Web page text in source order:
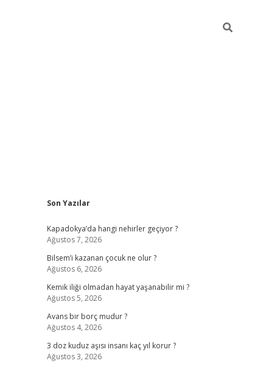
Sidebar
Son Yazılar
Kapadokya’da hangi nehirler geçiyor ?
Ağustos 7, 2026
Bilsem’i kazanan çocuk ne olur ?
Ağustos 6, 2026
Kemik iliği olmadan hayat yaşanabilir mi ?
Ağustos 5, 2026
Avans bir borç mudur ?
Ağustos 4, 2026
3 doz kuduz aşısı insanı kaç yıl korur ?
Ağustos 3, 2026